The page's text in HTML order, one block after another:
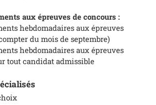
aux épreuves de concours :
hebdomadaires aux épreuves
du mois de septembre)
hebdomadaires aux épreuves
tout candidat admissible